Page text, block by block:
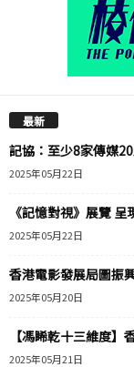
最新
記協：至少8家傳媒
2025年05月22日
《記憶對視》展覽
2025年05月22日
香港電影發展局圖振
2025年05月20日
【馮睎乾十三維度】
2025年05月21日